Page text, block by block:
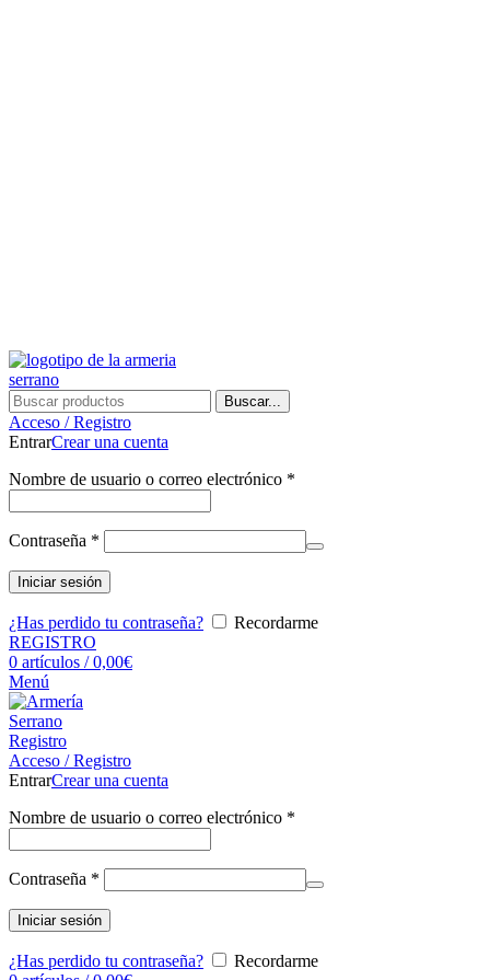
Buscar...
Acceso / Registro
EntrarCrear una cuenta
Nombre de usuario o correo electrónico *
Contraseña *
Iniciar sesión
¿Has perdido tu contraseña?
Recordarme
REGISTRO
0 artículos / 0,00€
Menú
Registro
Acceso / Registro
EntrarCrear una cuenta
Nombre de usuario o correo electrónico *
Contraseña *
Iniciar sesión
¿Has perdido tu contraseña?
Recordarme